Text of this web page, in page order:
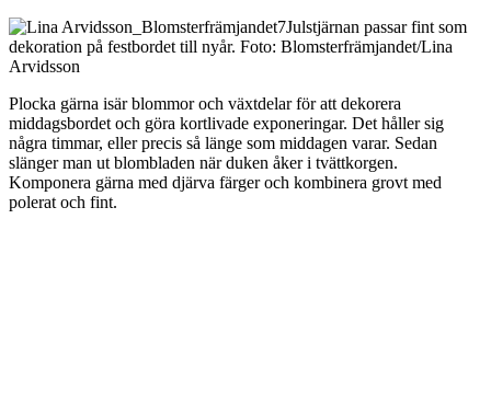
Julstjärnan passar fint som
dekoration på festbordet till nyår. Foto: Blomsterfrämjandet/Lina
Arvidsson
Plocka gärna isär blommor och växtdelar för att dekorera
middagsbordet och göra kortlivade exponeringar. Det håller sig
några timmar, eller precis så länge som middagen varar. Sedan
slänger man ut blombladen när duken åker i tvättkorgen.
Komponera gärna med djärva färger och kombinera grovt med
polerat och fint.